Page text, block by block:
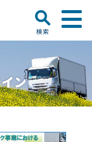
▼
検索